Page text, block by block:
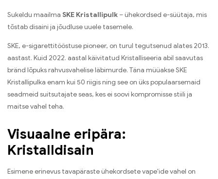
Sukeldu maailma SKE Kristallipulk – ühekordsed e-süütaja, mis
tõstab disaini ja jõudluse uuele tasemele.
SKE, e-sigarettitööstuse pioneer, on turul tegutsenud alates 2013.
aastast. Kuid 2022. aastal käivitatud Kristalliseeria abil saavutas
bränd lõpuks rahvusvahelise läbimurde. Täna müüakse SKE
Kristallipulka enam kui 50 riigis ning see on üks populaarsemaid
seadmeid suitsutajate seas, kes ei soovi kompromisse stiili ja
maitse vahel teha.
Visuaalne eripära:
Kristalldisain
Esimene erinevus tavapäraste ühekordsete vape'ide vahel on